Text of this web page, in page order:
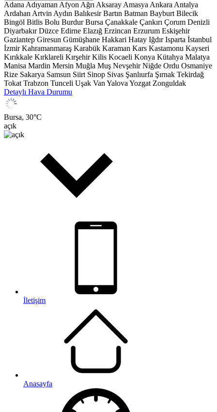
Adana Adıyaman Afyon Ağrı Aksaray Amasya Ankara Antalya
Ardahan Artvin Aydın Balıkesir Bartın Batman Bayburt Bilecik
Bingöl Bitlis Bolu Burdur Bursa Çanakkale Çankırı Çorum Denizli
Diyarbakır Düzce Edirne Elazığ Erzincan Erzurum Eskişehir
Gaziantep Giresun Gümüşhane Hakkari Hatay Iğdır Isparta İstanbul
İzmir Kahramanmaraş Karabük Karaman Kars Kastamonu Kayseri
Kırıkkale Kırklareli Kırşehir Kilis Kocaeli Konya Kütahya Malatya
Manisa Mardin Mersin Muğla Muş Nevşehir Niğde Ordu Osmaniye
Rize Sakarya Samsun Siirt Sinop Sivas Şanlıurfa Şırnak Tekirdağ
Tokat Trabzon Tunceli Uşak Van Yalova Yozgat Zonguldak
Detaylı Hava Durumu
Bursa, 30°C
açık
İletişim
Anasayfa